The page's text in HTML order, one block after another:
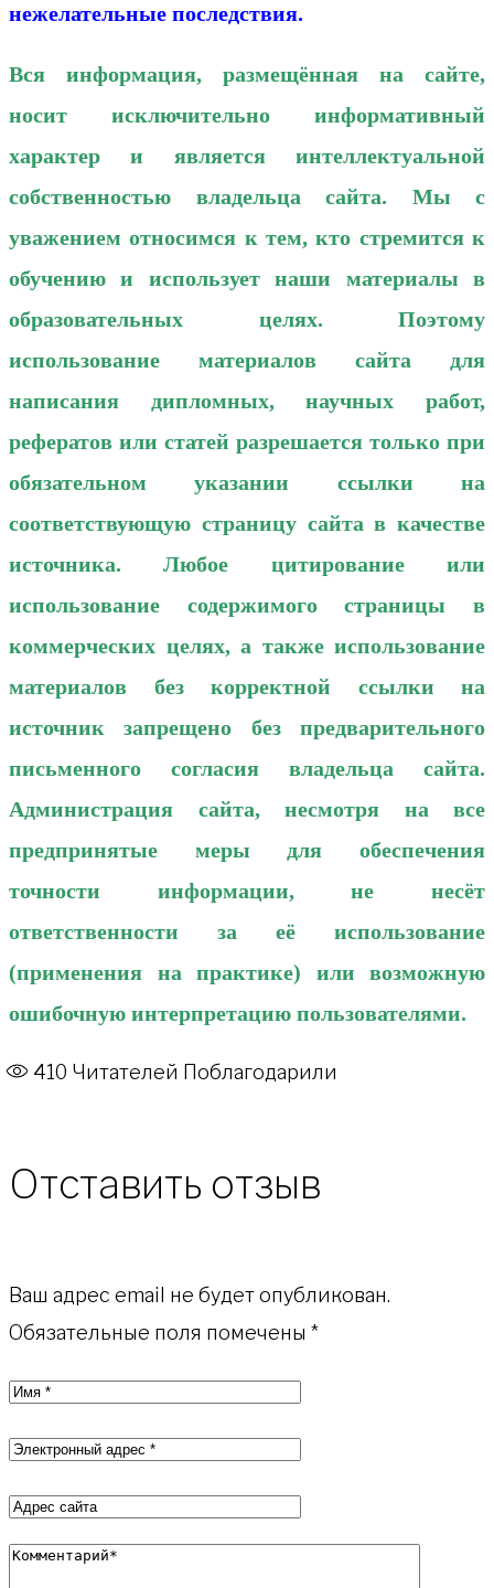
нежелательные последствия.
Вся информация, размещённая на сайте,
носит исключительно информативный
характер и является интеллектуальной
собственностью владельца сайта. Мы с
уважением относимся к тем, кто стремится к
обучению и использует наши материалы в
образовательных целях. Поэтому
использование материалов сайта для
написания дипломных, научных работ,
рефератов или статей разрешается только при
обязательном указании ссылки на
соответствующую страницу сайта в качестве
источника. Любое цитирование или
использование содержимого страницы в
коммерческих целях, а также использование
материалов без корректной ссылки на
источник запрещено без предварительного
письменного согласия владельца сайта.
Администрация сайта, несмотря на все
предпринятые меры для обеспечения
точности информации, не несёт
ответственности за её использование
(применения на практике) или возможную
ошибочную интерпретацию пользователями.
410 Читателей Поблагодарили
Отставить отзыв
Ваш адрес email не будет опубликован.
Обязательные поля помечены *